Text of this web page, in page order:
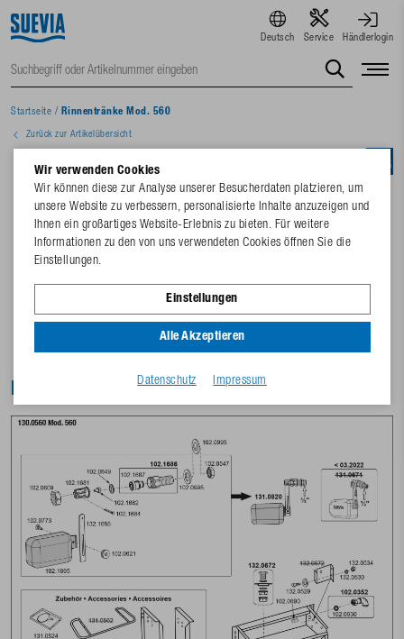
Deutsch Service Händlerlogin
Startseite / Rinnentränke Mod. 560
Zurück zur Artikelübersicht
Rinnentränke Mod. 560
Wir verwenden Cookies
Wir können diese zur Analyse unserer Besucherdaten platzieren, um
unsere Website zu verbessern, personalisierte Inhalte anzuzeigen und
Ihnen ein großartiges Website-Erlebnis zu bieten. Für weitere
Informationen zu den von uns verwendeten Cookies öffnen Sie die
Einstellungen.
Einstellungen
Alle Akzeptieren
Datenschutz Impressum